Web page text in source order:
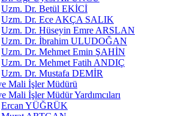
Uzm. Dr. Betül EKİCİ
Uzm. Dr. Ece AKÇA SALIK
Uzm. Dr. Hüseyin Emre ARSLAN
Uzm. Dr. İbrahim ULUDOĞAN
Uzm. Dr. Mehmet Emin ŞAHİN
Uzm. Dr. Mehmet Fatih ANDIÇ
Uzm. Dr. Mustafa DEMİR
Mali İşler Müdürü
Mali İşler Müdür Yardımcıları
Ercan YÜĞRÜK